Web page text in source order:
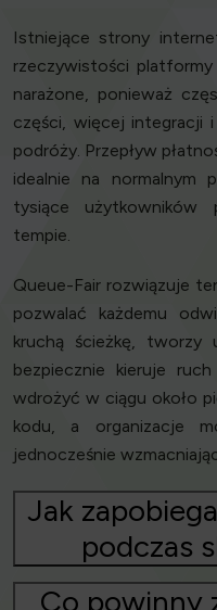
Istniejące strony
rzeczywistości
narażone, ponieważ
części, więcej integracji
podróży. Przepływ
idealnie na normalnym
tysiące użytkowników
tempie.
Queue-Fair rozwiązuje
pozwalać każdemu
kruchą ścieżkę, tworzy
bezpiecznie kieruje
wdrożyć w ciągu około
kodu, a organizacje
jednocześnie
Jak
podczas
Co powinny